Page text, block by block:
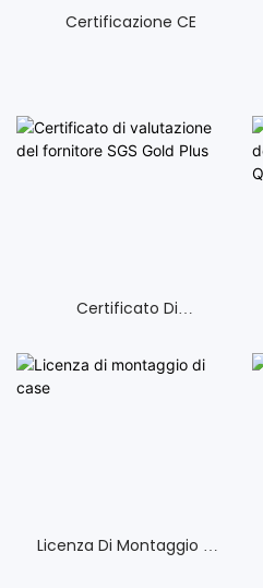
Certificazione CE
Certificato Di
Fornitore SGS Gold Plus
Licenza Di Montaggio Di